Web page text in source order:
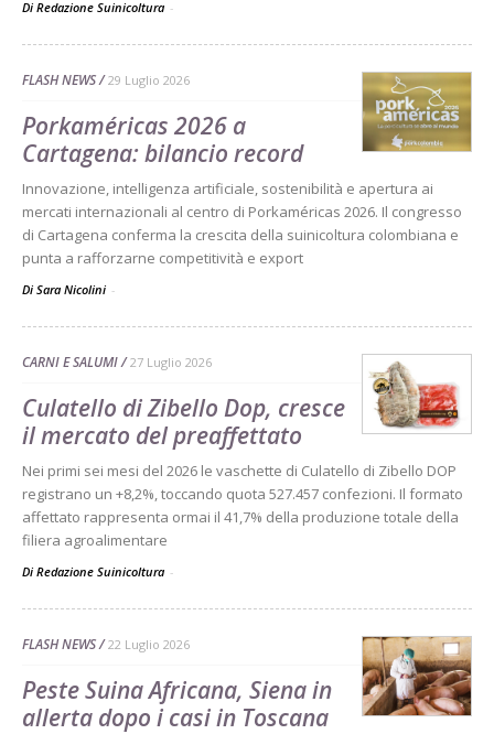
Di Redazione Suinicoltura -
FLASH NEWS 29 Luglio 2026
Porkaméricas 2026 a
Cartagena: bilancio record
Innovazione, intelligenza artificiale, sostenibilità e apertura ai
mercati internazionali al centro di Porkaméricas 2026. Il congresso
di Cartagena conferma la crescita della suinicoltura colombiana e
punta a rafforzarne competitività e export
Di Sara Nicolini -
CARNI E SALUMI 27 Luglio 2026
Culatello di Zibello Dop, cresce
il mercato del preaffettato
Nei primi sei mesi del 2026 le vaschette di Culatello di Zibello DOP
registrano un +8,2%, toccando quota 527.457 confezioni. Il formato
affettato rappresenta ormai il 41,7% della produzione totale della
filiera agroalimentare
Di Redazione Suinicoltura -
FLASH NEWS 22 Luglio 2026
Peste Suina Africana, Siena in
allerta dopo i casi in Toscana